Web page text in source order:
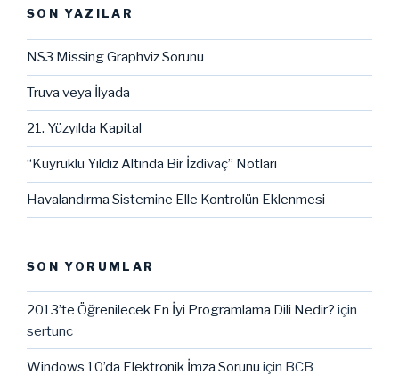
SON YAZILAR
NS3 Missing Graphviz Sorunu
Truva veya İlyada
21. Yüzyılda Kapital
“Kuyruklu Yıldız Altında Bir İzdivaç” Notları
Havalandırma Sistemine Elle Kontrolün Eklenmesi
SON YORUMLAR
2013’te Öğrenilecek En İyi Programlama Dili Nedir? için
sertunc
Windows 10’da Elektronik İmza Sorunu için BCB